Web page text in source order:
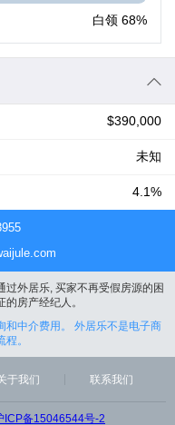
白领 68%
$390,000
未知
4.1%
外居乐, 买家不再受假房源的困
房产经纪人。
和中介费用。 外居乐不是电子商
。
于我们 联系我们
ICP备15046544号-2